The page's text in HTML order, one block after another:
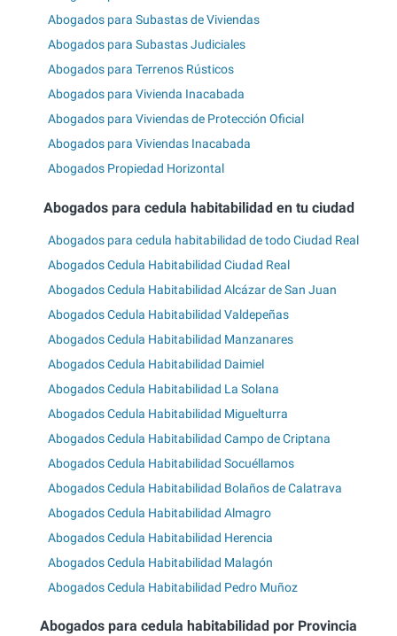
Abogados para Subastas de Viviendas
Abogados para Subastas Judiciales
Abogados para Terrenos Rústicos
Abogados para Vivienda Inacabada
Abogados para Viviendas de Protección Oficial
Abogados para Viviendas Inacabada
Abogados Propiedad Horizontal
Abogados para cedula habitabilidad en tu ciudad
Abogados para cedula habitabilidad de todo Ciudad Real
Abogados Cedula Habitabilidad Ciudad Real
Abogados Cedula Habitabilidad Alcázar de San Juan
Abogados Cedula Habitabilidad Valdepeñas
Abogados Cedula Habitabilidad Manzanares
Abogados Cedula Habitabilidad Daimiel
Abogados Cedula Habitabilidad La Solana
Abogados Cedula Habitabilidad Miguelturra
Abogados Cedula Habitabilidad Campo de Criptana
Abogados Cedula Habitabilidad Socuéllamos
Abogados Cedula Habitabilidad Bolaños de Calatrava
Abogados Cedula Habitabilidad Almagro
Abogados Cedula Habitabilidad Herencia
Abogados Cedula Habitabilidad Malagón
Abogados Cedula Habitabilidad Pedro Muñoz
Abogados para cedula habitabilidad por Provincia